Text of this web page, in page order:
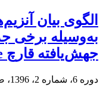
الگوی بیان
به‌وسیله برخی
جهش‌یافته قارچ Trichoderma viride
دوره 6، شماره 2، 1396، صفحه